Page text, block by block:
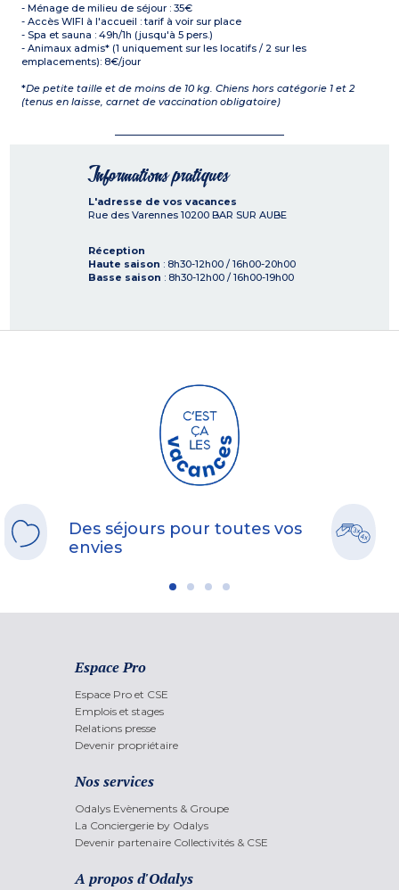
- Ménage de milieu de séjour : 35€
- Accès WIFI à l'accueil : tarif à voir sur place
- Spa et sauna : 49h/1h (jusqu'à 5 pers.)
- Animaux admis* (1 uniquement sur les locatifs / 2 sur les
emplacements): 8€/jour
*De petite taille et de moins de 10 kg. Chiens hors catégorie 1 et 2
(tenus en laisse, carnet de vaccination obligatoire)
Informations pratiques
L'adresse de vos vacances
Rue des Varennes 10200 BAR SUR AUBE
Réception
Haute saison : 8h30-12h00 / 16h00-20h00
Basse saison : 8h30-12h00 / 16h00-19h00
Des séjours pour toutes vos
envies
Espace Pro
Espace Pro et CSE
Emplois et stages
Relations presse
Devenir propriétaire
Nos services
Odalys Evènements & Groupe
La Conciergerie by Odalys
Devenir partenaire Collectivités & CSE
A propos d'Odalys